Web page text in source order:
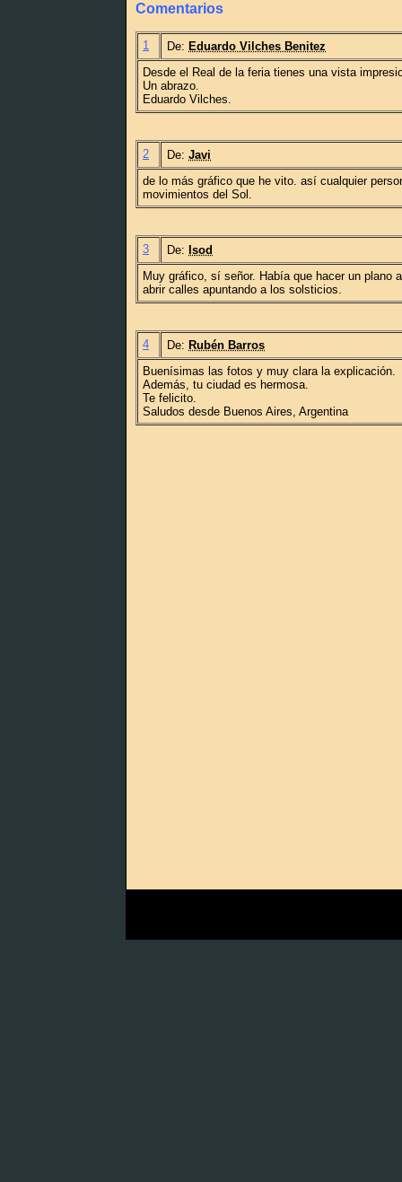
Comentarios
1 De: Eduardo Vilches Benitez
Desde el Real de la feria tienes una vista
Un abrazo.
Eduardo Vilches.
2 De: Javi
de lo más gráfico que he vito. así cualquier
movimientos del Sol.
3 De: Isod
Muy gráfico, sí señor. Había que hacer un plano
abrir calles apuntando a los solsticios.
4 De: Rubén Barros
Buenísimas las fotos y muy clara la explicación.
Además, tu ciudad es hermosa.
Te felicito.
Saludos desde Buenos Aires, Argentina